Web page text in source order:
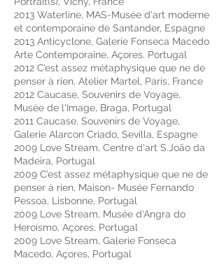
2013 Waterline, MAS-Musée d'art moderne
et contemporaine de Santander, Espagne
2013 Anticyclone, Galerie Fonseca Macedo
Arte Contemporaine, Açores. Portugal
2012 C’est assez métaphysique que ne de
penser à rien, Atelier Martel, Paris, France
2012 Caucase, Souvenirs de Voyage,
Musée de l'Image, Braga, Portugal
2011 Caucase, Souvenirs de Voyage,
Galerie Alarcon Criado, Sevilla, Espagne
2009 Love Stream, Centre d'art S.João da
Madeira, Portugal
2009 C’est assez métaphysique que ne de
penser à rien, Maison- Musée Fernando
Pessoa, Lisbonne, Portugal
2009 Love Stream, Musée d'Angra do
Heroísmo, Açores, Portugal
2009 Love Stream, Galerie Fonseca
Macedo, Açores, Portugal